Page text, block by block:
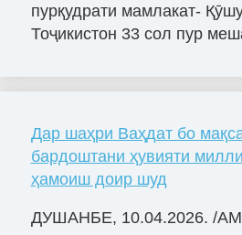
пурқудрати мамлакат-
Тоҷикистон 33 сол пур
Дар шаҳри Ваҳдат бо
бардоштани ҳувияти
ҳамоиш доир шуд
ДУШАНБЕ, 10.04.2026. /